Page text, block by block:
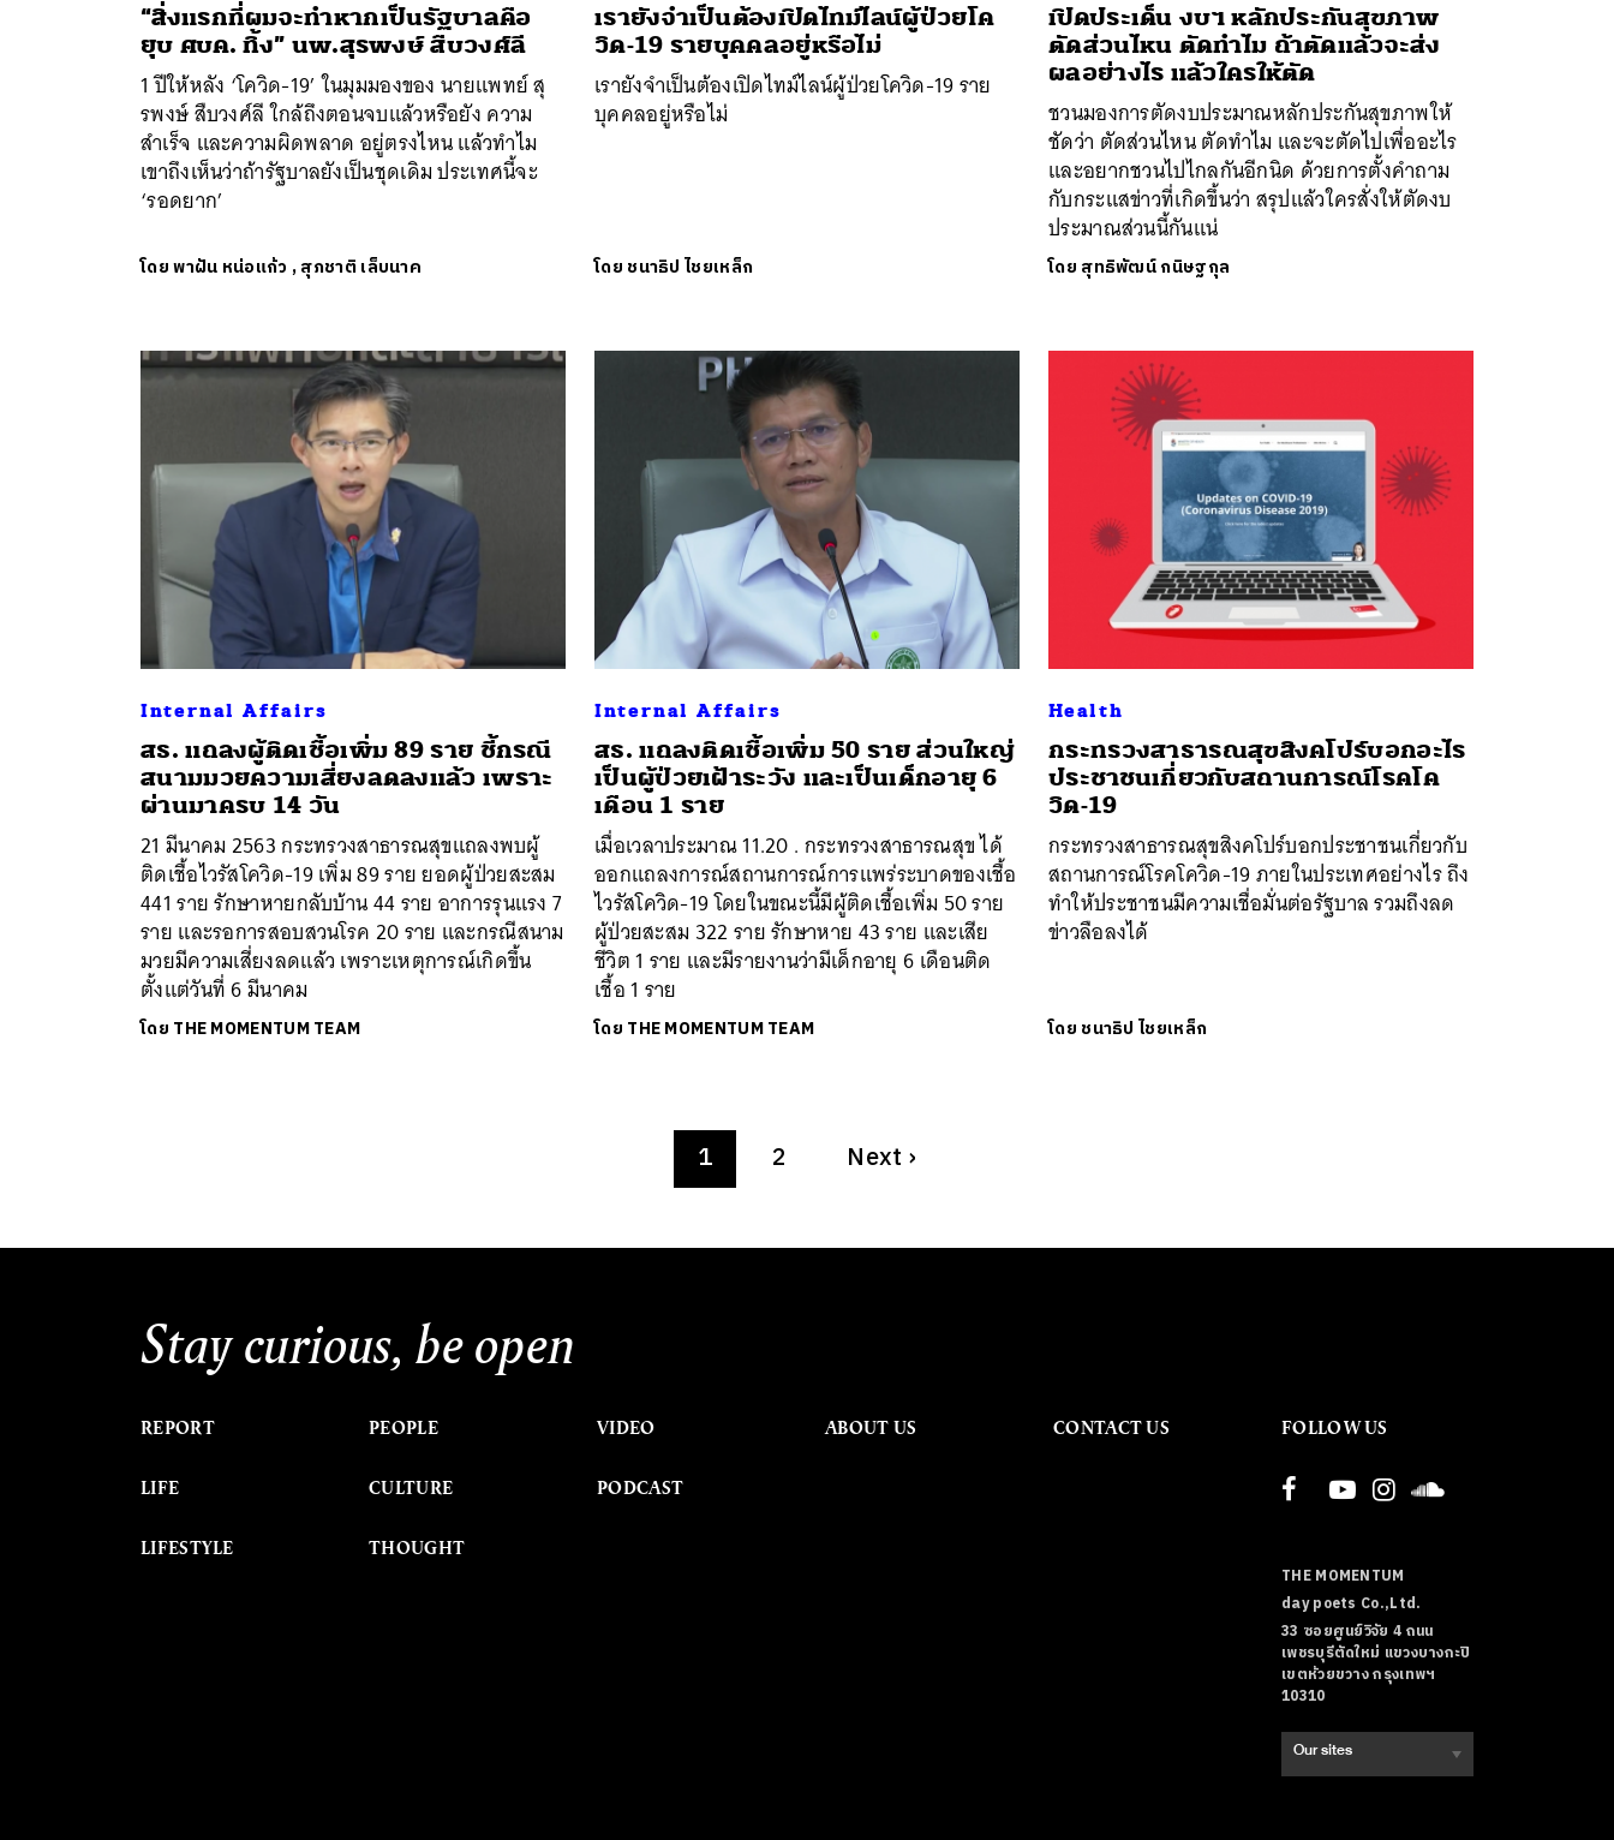
“สิ่งแรกที่ผมจะทำหากเป็นรัฐบาลคือ
ยุบ ศบค. ทิ้ง” นพ.สุรพงษ์ สืบวงศ์ลี
1 ปีให้หลัง ‘โควิด-19’ ในมุมมองของ นายแพทย์ สุ
รพงษ์ สืบวงศ์ลี ใกล้ถึงตอนจบแล้วหรือยัง ความ
สำเร็จ และความผิดพลาด อยู่ตรงไหน แล้วทำไม
เขาถึงเห็นว่าถ้ารัฐบาลยังเป็นชุดเดิม ประเทศนี้จะ
‘รอดยาก’
โดยพาฝัน หน่อแก้ว ,สุภชาติ เล็บนาค
เรายังจำเป็นต้องเปิดไทม์ไลน์ผู้ป่วยโค
วิด-19 รายบุคคลอยู่หรือไม่
เรายังจำเป็นต้องเปิดไทม์ไลน์ผู้ป่วยโควิด-19 ราย
บุคคลอยู่หรือไม่
โดย ชนาธิป ไชยเหล็ก
เปิดประเด็น งบฯ หลักประกันสุขภาพ
ตัดส่วนไหน ตัดทำไม ถ้าตัดแล้วจะส่ง
ผลอย่างไร แล้วใครให้ตัด
ชวนมองการตัดงบประมาณหลักประกันสุขภาพให้
ชัดว่า ตัดส่วนไหน ตัดทำไม และจะตัดไปเพื่ออะไร
และอยากชวนไปไกลกันอีกนิด ด้วยการตั้งคำถาม
กับกระแสข่าวที่เกิดขึ้นว่า สรุปแล้วใครสั่งให้ตัดงบ
ประมาณส่วนนี้กันแน่
โดย สุทธิพัฒน์ กนิษฐกุล
Internal Affairs
สธ. แถลงผู้ติดเชื้อเพิ่ม 89 ราย ชี้กรณี
สนามมวยความเสี่ยงลดลงแล้ว เพราะ
ผ่านมาครบ 14 วัน
21 มีนาคม 2563 กระทรวงสาธารณสุขแถลงพบผู้
ติดเชื้อไวรัสโควิด-19 เพิ่ม 89 ราย ยอดผู้ป่วยสะสม
441 ราย รักษาหายกลับบ้าน 44 ราย อาการรุนแรง 7
ราย และรอการสอบสวนโรค 20 ราย และกรณีสนาม
มวยมีความเสี่ยงลดแล้ว เพราะเหตุการณ์เกิดขึ้น
ตั้งแต่วันที่ 6 มีนาคม
โดย THE MOMENTUM TEAM
Internal Affairs
สธ. แถลงติดเชื้อเพิ่ม 50 ราย ส่วนใหญ่
เป็นผู้ป่วยเฝ้าระวัง และเป็นเด็กอายุ 6
เดือน 1 ราย
เมื่อเวลาประมาณ 11.20 . กระทรวงสาธารณสุข ได้
ออกแถลงการณ์สถานการณ์การแพร่ระบาดของเชื้อ
ไวรัสโควิด-19 โดยในขณะนี้มีผู้ติดเชื้อเพิ่ม 50 ราย
ผู้ป่วยสะสม 322 ราย รักษาหาย 43 ราย และเสีย
ชีวิต 1 ราย และมีรายงานว่ามีเด็กอายุ 6 เดือนติด
เชื้อ 1 ราย
โดย THE MOMENTUM TEAM
Health
กระทรวงสาธารณสุขสิงคโปร์บอกอะไร
ประชาชนเกี่ยวกับสถานการณ์โรคโค
วิด-19
กระทรวงสาธารณสุขสิงคโปร์บอกประชาชนเกี่ยวกับ
สถานการณ์โรคโควิด-19 ภายในประเทศอย่างไร ถึง
ทำให้ประชาชนมีความเชื่อมั่นต่อรัฐบาล รวมถึงลด
ข่าวลือลงได้
โดย ชนาธิป ไชยเหล็ก
1 2 Next ›
Stay curious, be open
REPORT
LIFE
LIFESTYLE
PEOPLE
CULTURE
THOUGHT
VIDEO
PODCAST
ABOUT US CONTACT US FOLLOW US
THE MOMENTUM
day poets Co.,Ltd.
33 ซอยศูนย์วิจัย 4 ถนน
เพชรบุรีตัดใหม่ แขวงบางกะปิ
เขตห้วยขวาง กรุงเทพฯ
10310